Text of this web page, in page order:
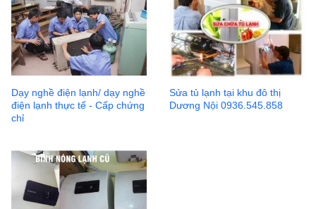
Dạy nghề điện lạnh/ dạy nghề
điện lạnh thực tế - Cấp chứng
chỉ
Sửa tủ lạnh tại khu đô thị
Dương Nội 0936.545.858